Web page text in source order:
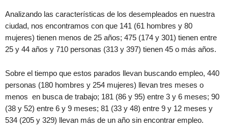
Analizando las características de los desempleados en nuestra
ciudad, nos encontramos con que 141 (61 hombres y 80
mujeres) tienen menos de 25 años; 475 (174 y 301) tienen entre
25 y 44 años y 710 personas (313 y 397) tienen 45 o más años.
Sobre el tiempo que estos parados llevan buscando empleo, 440
personas (180 hombres y 254 mujeres) llevan tres meses o
menos en busca de trabajo; 181 (86 y 95) entre 3 y 6 meses; 90
(38 y 52) entre 6 y 9 meses; 81 (33 y 48) entre 9 y 12 meses y
534 (205 y 329) llevan más de un año sin encontrar empleo.